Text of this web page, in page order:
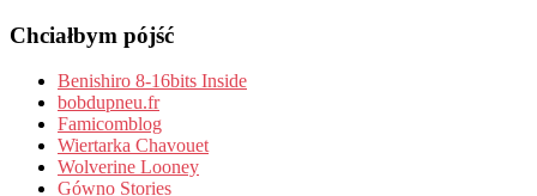
Chciałbym pójść
Benishiro 8-16bits Inside
bobdupneu.fr
Famicomblog
Wiertarka Chavouet
Wolverine Looney
Gówno Stories